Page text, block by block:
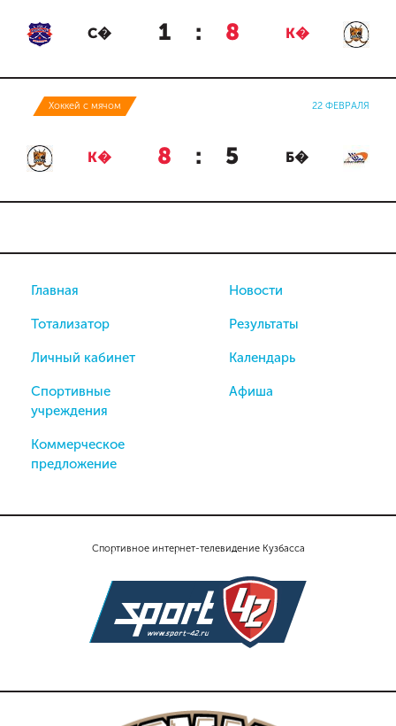
С� 1 : 8 К�
Хоккей с мячом 22 ФЕВРАЛЯ
К� 8 : 5 Б�
Спортивное интернет-телевидение Кузбасса
Главная
Тотализатор
Личный кабинет
Спортивные
учреждения
Коммерческое
предложение
Новости
Результаты
Календарь
Афиша